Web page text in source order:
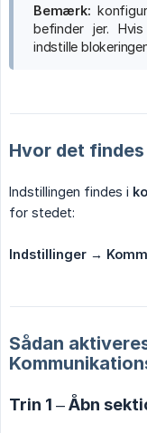
Bemærk:
befinder jer.
indstille
Hvor det findes
Indstillingen findes i
for stedet:
Indstillinger →
Sådan
Trin 1 – Åbn